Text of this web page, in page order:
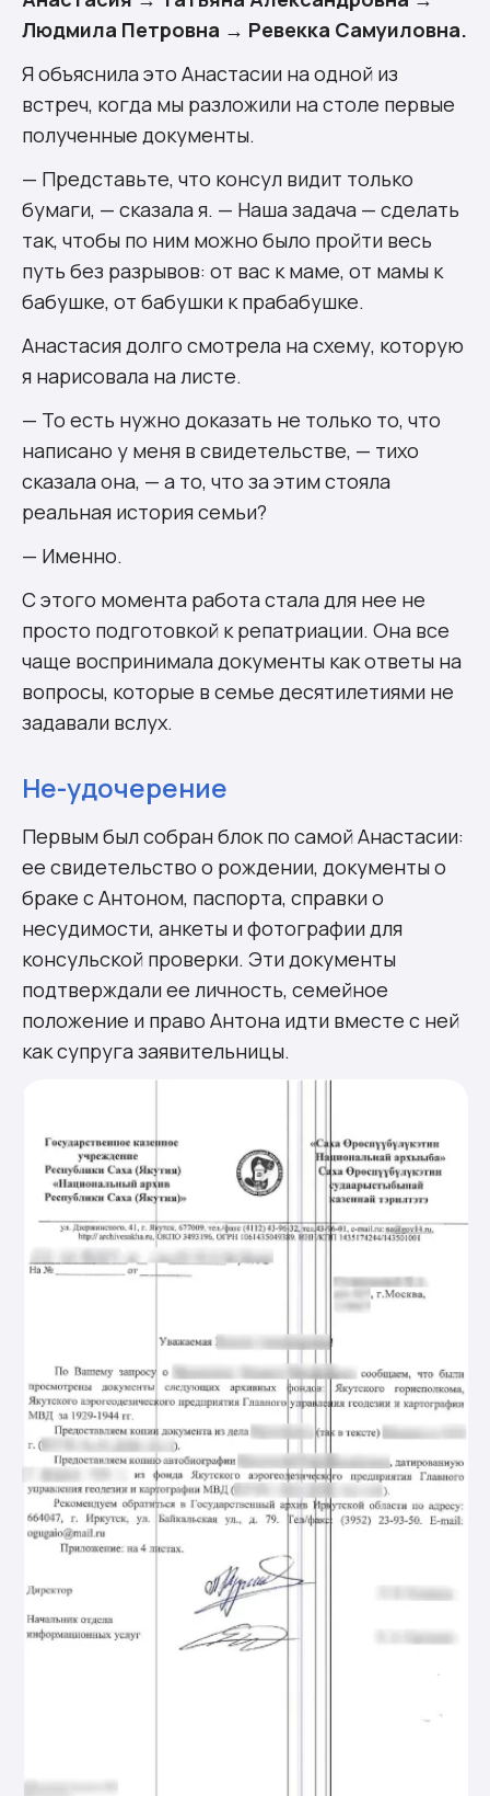
Людмила Петровна → Ревекка Самуиловна.
Я объяснила это Анастасии на одной из
встреч, когда мы разложили на столе первые
полученные документы.
— Представьте, что консул видит только
бумаги, — сказала я. — Наша задача — сделать
так, чтобы по ним можно было пройти весь
путь без разрывов: от вас к маме, от мамы к
бабушке, от бабушки к прабабушке.
Анастасия долго смотрела на схему, которую
я нарисовала на листе.
— То есть нужно доказать не только то, что
написано у меня в свидетельстве, — тихо
сказала она, — а то, что за этим стояла
реальная история семьи?
— Именно.
С этого момента работа стала для нее не
просто подготовкой к репатриации. Она все
чаще воспринимала документы как ответы на
вопросы, которые в семье десятилетиями не
задавали вслух.
Не-удочерение
Первым был собран блок по самой Анастасии:
ее свидетельство о рождении, документы о
браке с Антоном, паспорта, справки о
несудимости, анкеты и фотографии для
консульской проверки. Эти документы
подтверждали ее личность, семейное
положение и право Антона идти вместе с ней
как супруга заявительницы.